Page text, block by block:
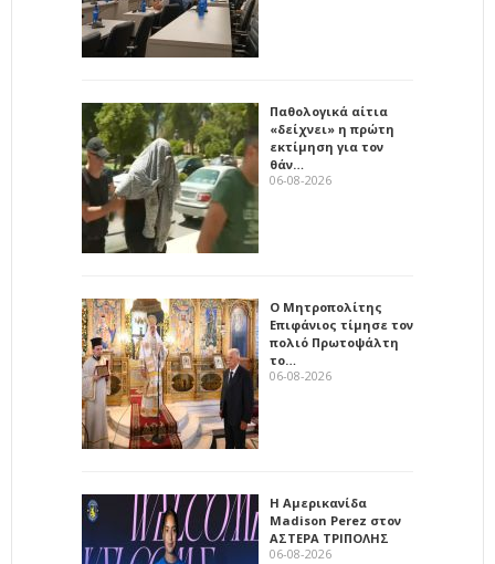
Παθολογικά αίτια
«δείχνει» η πρώτη
εκτίμηση για τον
θάν…
06-08-2026
Ο Μητροπολίτης
Επιφάνιος τίμησε τον
πολιό Πρωτοψάλτη
το…
06-08-2026
Η Αμερικανίδα
Madison Perez στον
ΑΣΤΕΡΑ ΤΡΙΠΟΛΗΣ
06-08-2026